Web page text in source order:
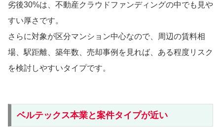
劣後30%は、不動産クラウドファンディングの中でも見や
すい厚さです。
さらに対象が区分マンション中心なので、周辺の賃料相
場、駅距離、築年数、売却事例を見れば、ある程度リスク
を検討しやすいタイプです。
ベルテックス本業と案件タイプが近い